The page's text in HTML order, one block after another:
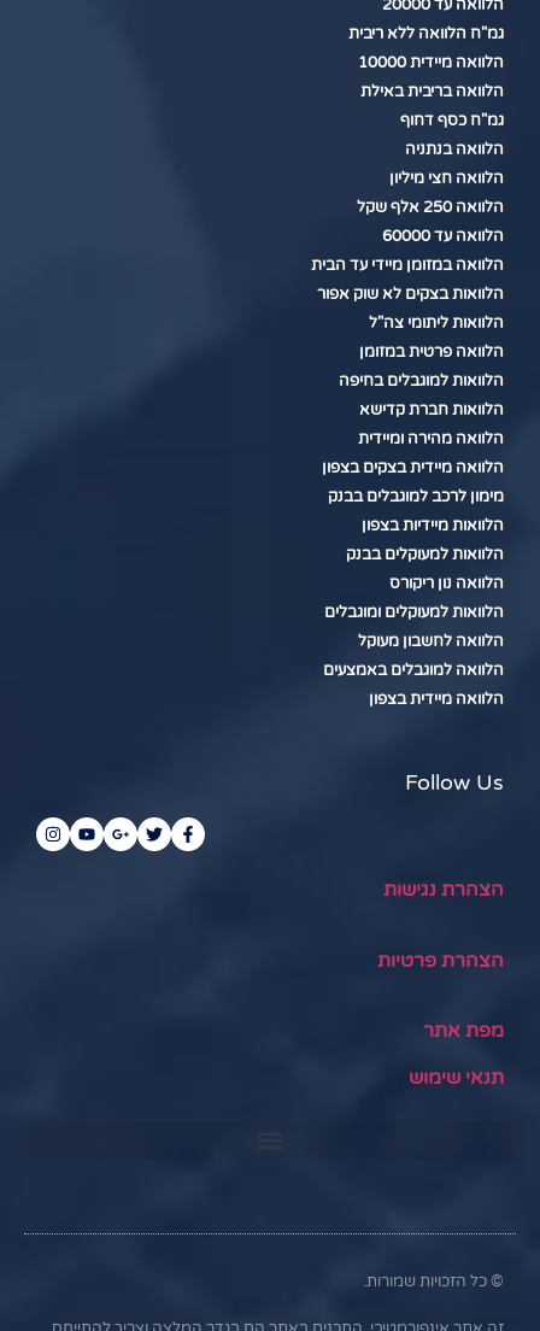
הלוואה עד 20000
גמ"ח הלוואה ללא ריבית
הלוואה מיידית 10000
הלוואה בריבית באילת
גמ"ח כסף דחוף
הלוואה בנתניה
הלוואה חצי מיליון
הלוואה 250 אלף שקל
הלוואה עד 60000
הלוואה במזומן מיידי עד הבית
הלוואות בצקים לא שוק אפור
הלוואות ליתומי צה"ל
הלוואה פרטית במזומן
הלוואות למוגבלים בחיפה
הלוואות חברת קדישא
הלוואה מהירה ומיידית
הלוואה מיידית בצקים בצפון
מימון לרכב למוגבלים בבנק
הלוואות מיידיות בצפון
הלוואות למעוקלים בבנק
הלוואה נון ריקורס
הלוואות למעוקלים ומוגבלים
הלוואה לחשבון מעוקל
הלוואה למוגבלים באמצעים
הלוואה מיידית בצפון
Follow Us
הצהרת נגישות
הצהרת פרטיות
מפת אתר
תנאי שימוש
© כל הזכויות שמורות.